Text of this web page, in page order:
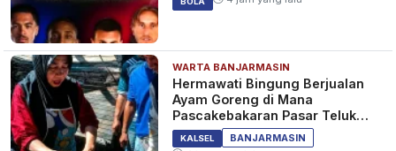
WARTA BANJARMASIN
Hermawati Bingung Berjualan
Ayam Goreng di Mana
Pascakebakaran Pasar Teluk
Dalam Banjarmasin
KALSEL
BANJARMASIN